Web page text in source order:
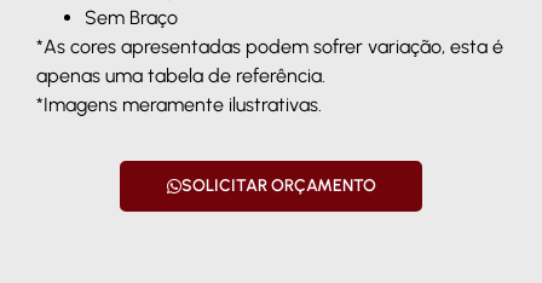
Sem Braço
*As cores apresentadas podem sofrer variação, esta é
apenas uma tabela de referência.
*Imagens meramente ilustrativas.
SOLICITAR ORÇAMENTO